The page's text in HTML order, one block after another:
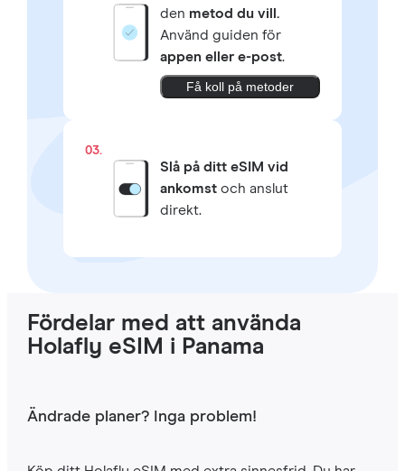
den metod du vill.
Använd guiden för
appen eller e-post.
Få koll på metoder
03.
Slå på ditt eSIM vid
ankomstoch anslut
direkt.
Fördelar med att använda
Holafly eSIM i Panama
Ändrade planer? Inga problem!